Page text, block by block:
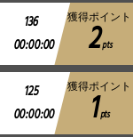
136
00:00:00
獲得ポイント
2pts
125
00:00:00
獲得ポイント
1pts